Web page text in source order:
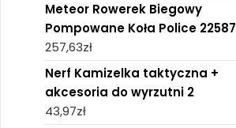
Meteor Rowerek Biegowy
Pompowane Koła Police 22587
257,63zł
Nerf Kamizelka taktyczna +
akcesoria do wyrzutni 2
43,97zł